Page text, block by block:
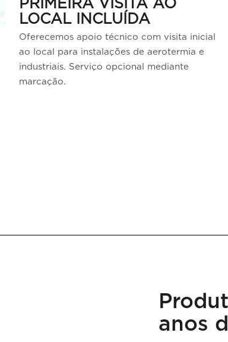
PRIMEIRA VISITA AO
LOCAL INCLUÍDA
Oferecemos apoio técnico com visita inicial
ao local para instalações de aerotermia e
industriais. Serviço opcional mediante
marcação.
anos